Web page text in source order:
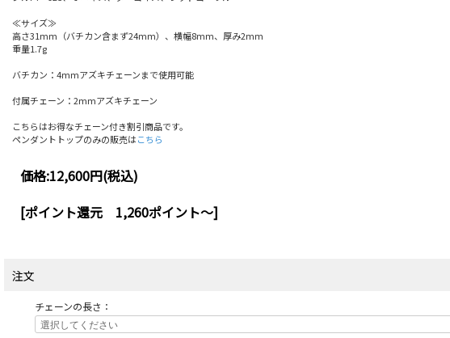
≪サイズ≫
高さ31mm（バチカン含まず24mm）、横幅8mm、厚み2mm
重量1.7g
バチカン：4mmアズキチェーンまで使用可能
付属チェーン：2mmアズキチェーン
こちらはお得なチェーン付き割引商品です。
ペンダントトップのみの販売はこちら
価格:12,600円(税込)
[ポイント還元 1,260ポイント～]
注文
チェーンの長さ：